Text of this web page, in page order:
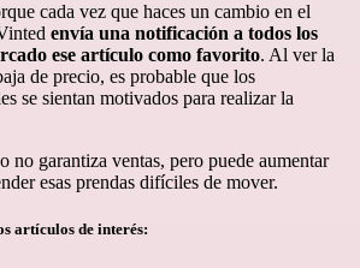
cada vez que haces un cambio en el
envía una notificación a todos los
ese artículo como favorito. Al ver la
de precio, es probable que los
se sientan motivados para realizar la
no garantiza ventas, pero puede aumentar
esas prendas difíciles de mover.
artículos de interés: